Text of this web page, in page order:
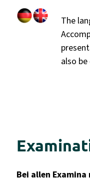
The
also
Bei allen